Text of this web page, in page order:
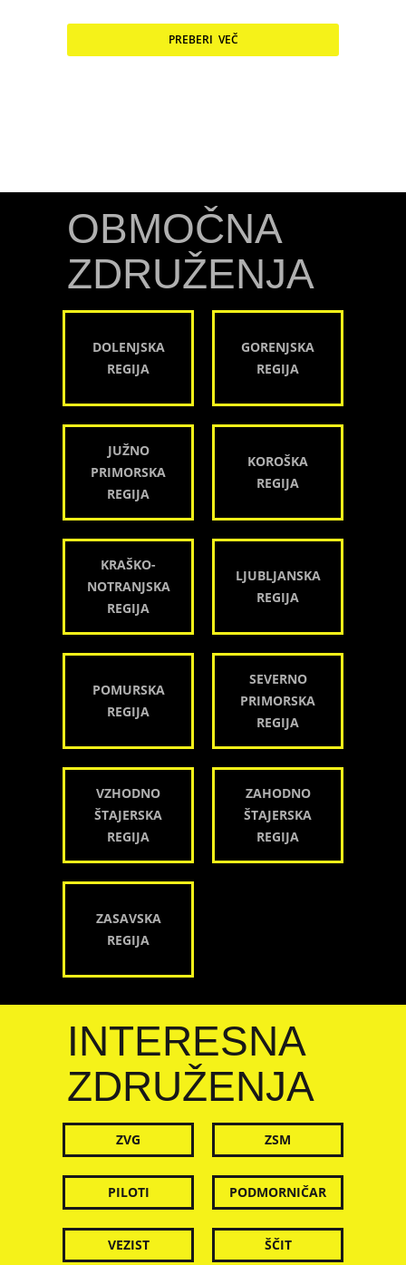
PREBERI VEČ
OBMOČNA
ZDRUŽENJA
DOLENJSKA
REGIJA
GORENJSKA
REGIJA
JUŽNO
PRIMORSKA
REGIJA
KOROŠKA
REGIJA
KRAŠKO-
NOTRANJSKA
REGIJA
LJUBLJANSKA
REGIJA
POMURSKA
REGIJA
SEVERNO
PRIMORSKA
REGIJA
VZHODNO
ŠTAJERSKA
REGIJA
ZAHODNO
ŠTAJERSKA
REGIJA
ZASAVSKA
REGIJA
INTERESNA
ZDRUŽENJA
ZVG ZSM
PILOTI PODMORNIČAR
VEZIST ŠČIT